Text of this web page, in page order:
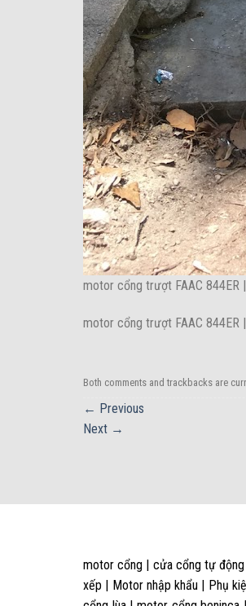
motor cổng trượt FAAC 844ER
motor cổng trượt FAAC 844ER
Both comments and trackbacks are
← Previous
Next →
motor cổng | cửa cổng tự
xếp | Motor nhập khẩu | Phụ